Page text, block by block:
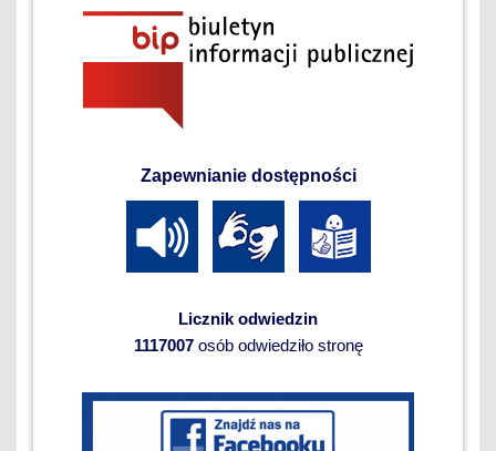
Zapewnianie dostępności
Licznik odwiedzin
1117007osób odwiedziło stronę